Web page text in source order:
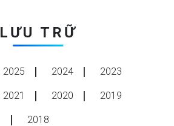
LƯU TRỮ
2025 2024 2023
2021 2020 2019
2018